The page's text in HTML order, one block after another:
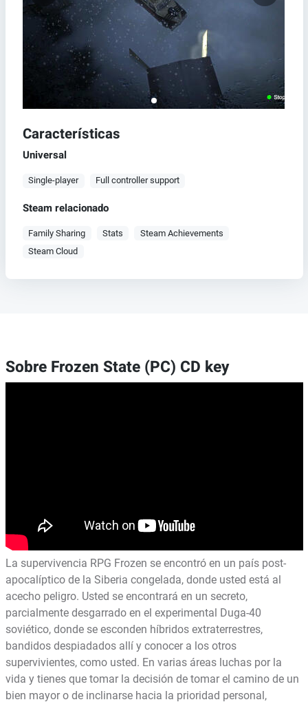
Características
Universal
Single-player Full controller support
Steam relacionado
Family Sharing Stats
Steam Achievements
Steam Cloud
Sobre Frozen State (PC) CD key
La supervivencia RPG Frozen se encontró en un país post-
apocalíptico de la Siberia congelada, donde usted está al
acecho peligro. Usted se encontrará en un secreto,
parcialmente desgarrado en el experimental Duga-40
soviético, donde se esconden híbridos extraterrestres,
bandidos despiadados allí y conocer a los otros
supervivientes, como usted. En varias áreas luchas por la
vida y tienes que tomar la decisión de tomar el camino de un
bien mayor o de inclinarse hacia la prioridad personal,